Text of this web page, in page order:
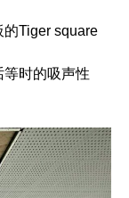
Tiger square
时的吸声性